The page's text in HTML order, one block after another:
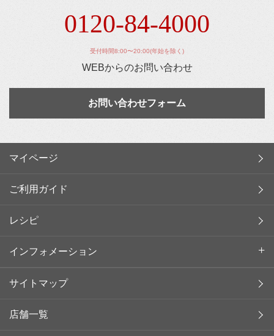
0120-84-4000
受付時間8:00〜20:00(年始を除く)
WEBからのお問い合わせ
お問い合わせフォーム
マイページ
ご利用ガイド
レシピ
インフォメーション
サイトマップ
店舗一覧